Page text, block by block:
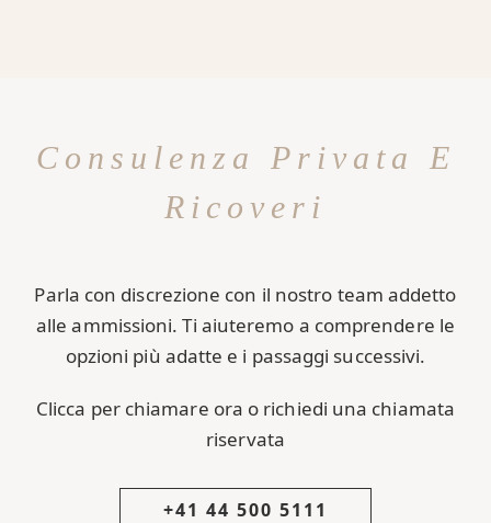
Consulenza Privata E
Ricoveri
Parla con discrezione con il nostro team addetto
alle ammissioni. Ti aiuteremo a comprendere le
opzioni più adatte e i passaggi successivi.
Clicca per chiamare ora o richiedi una chiamata
riservata
+41 44 500 5111